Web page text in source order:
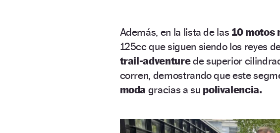
Además, en la lista de las 10 motos
125cc que siguen siendo los reyes
trail-adventurede superior
corren, demostrando que este
moda gracias a su polivalencia.